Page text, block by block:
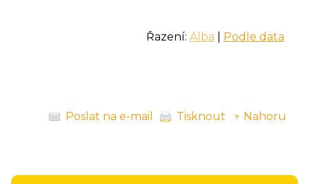
Řazení: Alba Podle data
Poslat na e-mail Tisknout ↑ Nahoru